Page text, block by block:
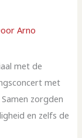
Arno
met de
met
Samen zorgden
en zelfs de